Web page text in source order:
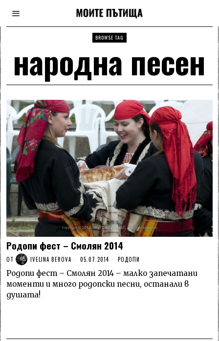
BROWSE TAG
народна песен
Родопи фест – Смолян 2014
ОТ IVELINA BEROVA 05.07.2014 РОДОПИ
Родопи фест – Смолян 2014 – малко запечатани
моменти и много родопски песни, останали в
душата!